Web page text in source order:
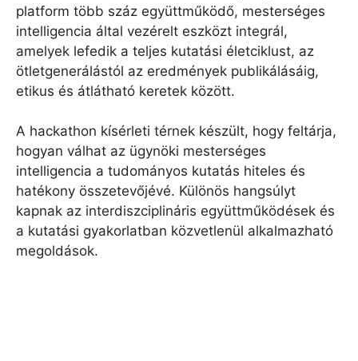
platform több száz együttműködő, mesterséges
intelligencia által vezérelt eszközt integrál,
amelyek lefedik a teljes kutatási életciklust, az
ötletgenerálástól az eredmények publikálásáig,
etikus és átlátható keretek között.
A hackathon kísérleti térnek készült, hogy feltárja,
hogyan válhat az ügynöki mesterséges
intelligencia a tudományos kutatás hiteles és
hatékony összetevőjévé. Különös hangsúlyt
kapnak az interdiszciplináris együttműködések és
a kutatási gyakorlatban közvetlenül alkalmazható
megoldások.